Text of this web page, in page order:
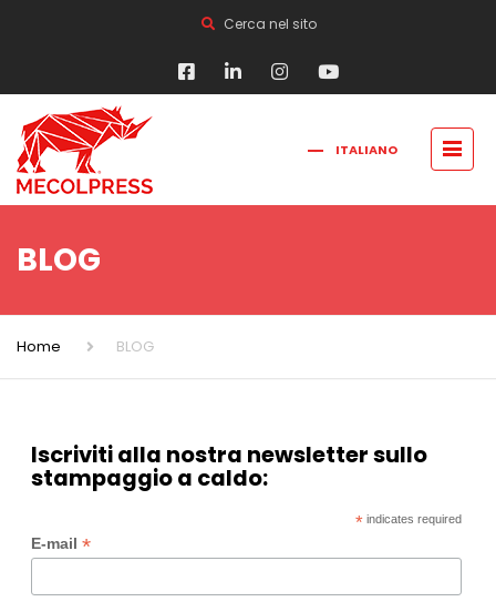
Cerca nel sito
ITALIANO
BLOG
Home BLOG
Iscriviti alla nostra newsletter sullo
stampaggio a caldo:
*indicates required
E-mail *